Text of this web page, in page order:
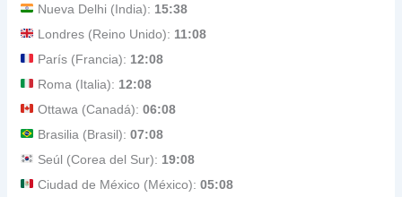
Nueva Delhi (India): 15:38
Londres (Reino Unido): 11:08
París (Francia): 12:08
Roma (Italia): 12:08
Ottawa (Canadá):06:08
Brasilia (Brasil):07:08
Seúl (Corea del Sur): 19:08
Ciudad de México (México):05:08